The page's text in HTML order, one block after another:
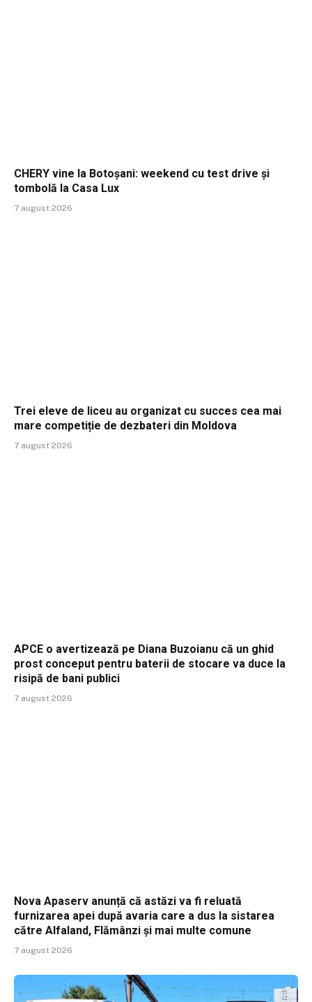
CHERY vine la Botoșani: weekend cu test drive și
tombolă la Casa Lux
7 august 2026
Trei eleve de liceu au organizat cu succes cea mai
mare competiție de dezbateri din Moldova
7 august 2026
APCE o avertizează pe Diana Buzoianu că un ghid
prost conceput pentru baterii de stocare va duce la
risipă de bani publici
7 august 2026
Nova Apaserv anunță că astăzi va fi reluată
furnizarea apei după avaria care a dus la sistarea
către Alfaland, Flămânzi și mai multe comune
7 august 2026